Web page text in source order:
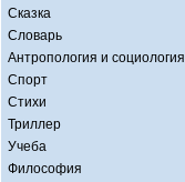
Сказка
Словарь
Антропология и социология
Спорт
Стихи
Триллер
Учеба
Философия